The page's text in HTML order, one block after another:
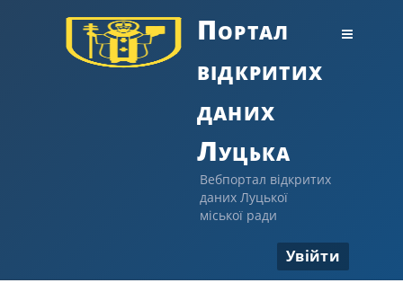
Портал
відкритих
даних
Луцька
Вебпортал відкритих
даних Луцької
міської ради
Увійти